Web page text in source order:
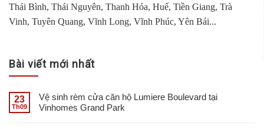
Thái Bình, Thái Nguyên, Thanh Hóa, Huế, Tiền Giang, Trà
Vinh, Tuyên Quang, Vĩnh Long, Vĩnh Phúc, Yên Bái...
Bài viết mới nhất
23
Th09
Vệ sinh rèm cửa căn hộ Lumiere Boulevard tại
Vinhomes Grand Park